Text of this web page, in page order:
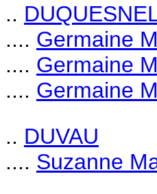
..
.... Germaine
.... Germaine
.... Germaine
.. DUVAU
.... Suzanne